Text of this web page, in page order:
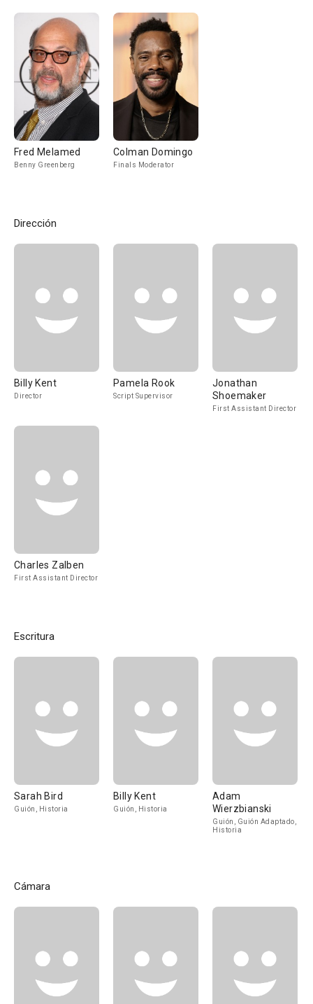
Fred Melamed
Benny Greenberg
Colman Domingo
Finals Moderator
Dirección
Billy Kent
Director
Pamela Rook
Script Supervisor
Jonathan
Shoemaker
First Assistant Director
Charles Zalben
First Assistant Director
Escritura
Sarah Bird
Guión, Historia
Billy Kent
Guión, Historia
Adam
Wierzbianski
Guión, Guión Adaptado,
Historia
Cámara